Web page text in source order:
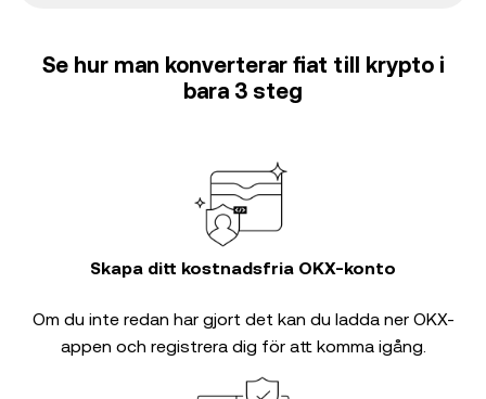
Se hur man konverterar fiat till krypto i
bara 3 steg
Skapa ditt kostnadsfria OKX-konto
Om du inte redan har gjort det kan du ladda ner OKX-
appen och registrera dig för att komma igång.